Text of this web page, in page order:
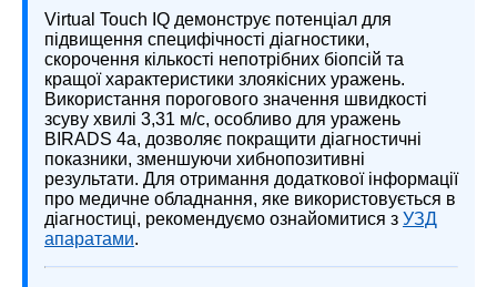
Virtual Touch IQ демонструє потенціал для
підвищення специфічності діагностики,
скорочення кількості непотрібних біопсій та
кращої характеристики злоякісних уражень.
Використання порогового значення швидкості
зсуву хвилі 3,31 м/с, особливо для уражень
BIRADS 4а, дозволяє покращити діагностичні
показники, зменшуючи хибнопозитивні
результати. Для отримання додаткової інформації
про медичне обладнання, яке використовується в
діагностиці, рекомендуємо ознайомитися з УЗД
апаратами.